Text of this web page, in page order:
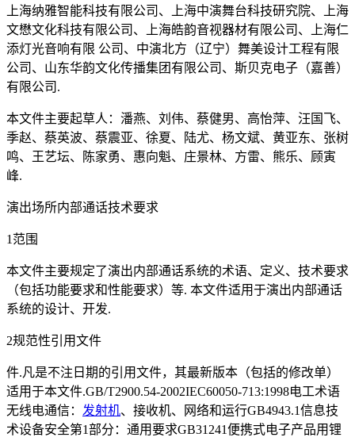
上海纳雅智能科技有限公司、上海中演舞台科技研究院、上海
文懋文化科技有限公司、上海皓韵音视器材有限公司、上海仁
添灯光音响有限 公司、中演北方（辽宁）舞美设计工程有限
公司、山东华韵文化传播集团有限公司、斯贝克电子（嘉善）
有限公司.
本文件主要起草人：潘燕、刘伟、蔡健男、高怡萍、汪国飞、
季赵、蔡英波、蔡震亚、徐夏、陆尤、杨文斌、黄亚东、张树
鸣、王艺坛、陈家勇、惠向魁、庄景林、方雷、熊乐、顾寅
峰.
演出场所内部通话技术要求
1范围
本文件主要规定了演出内部通话系统的术语、定义、技术要求
（包括功能要求和性能要求）等. 本文件适用于演出内部通话
系统的设计、开发.
2规范性引用文件
件.凡是不注日期的引用文件，其最新版本（包括的修改单）
适用于本文件.GB/T2900.54-2002IEC60050-713:1998电工术语
无线电通信： 发射机、接收机、网络和运行GB4943.1信息技
术设备安全第1部分：通用要求GB31241便携式电子产品用锂